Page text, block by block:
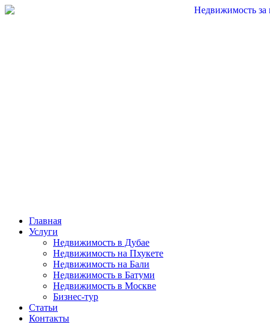
Перейти
Главная
Услуги
Недвижимость в Дубае
Недвижимость на Пхукете
Недвижимость на Бали
Недвижимость в Батуми
Недвижимость в Москве
Бизнес-тур
Статьи
Контакты